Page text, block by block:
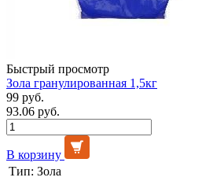
Быстрый просмотр
Зола гранулированная 1,5кг
99 руб.
93.06 руб.
В корзину
Тип: Зола